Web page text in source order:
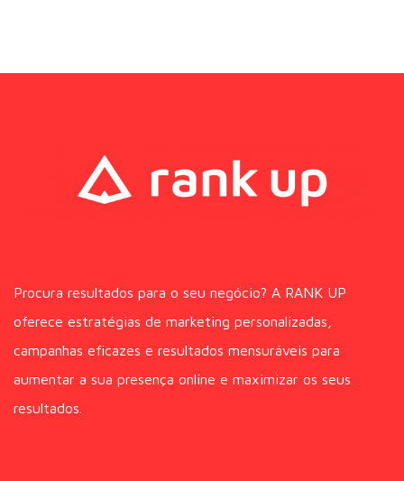
Procura resultados para o seu negócio? A RANK UP
oferece estratégias de marketing personalizadas,
campanhas eficazes e resultados mensuráveis para
aumentar a sua presença online e maximizar os seus
resultados.